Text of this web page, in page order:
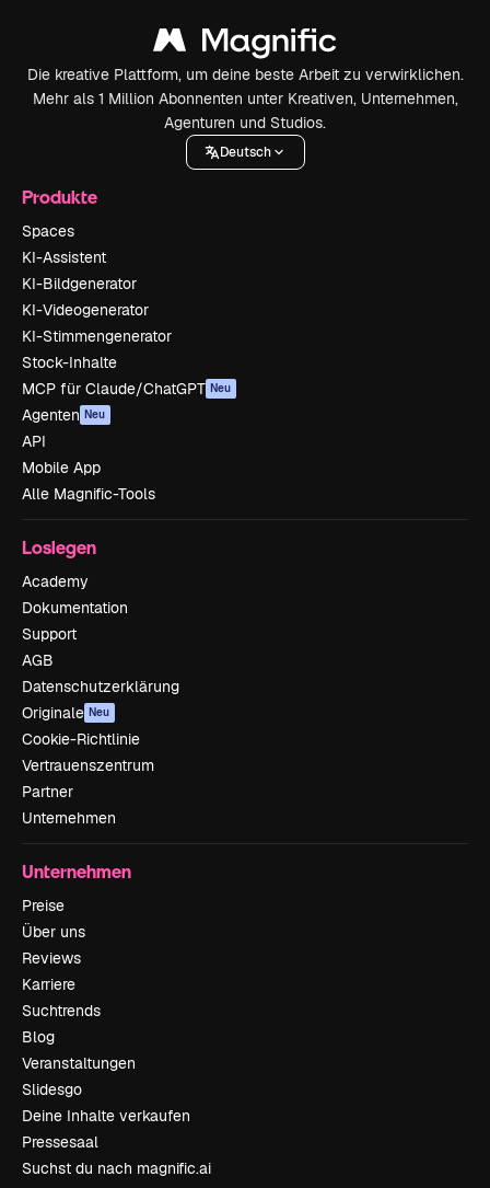
Die kreative Plattform, um deine beste Arbeit zu verwirklichen.
Mehr als 1 Million Abonnenten unter Kreativen, Unternehmen,
Agenturen und Studios.
Deutsch
Produkte
Spaces
KI-Assistent
KI-Bildgenerator
KI-Videogenerator
KI-Stimmengenerator
Stock-Inhalte
MCP für Claude/ChatGPT Neu
Agenten Neu
API
Mobile App
Alle Magnific-Tools
Loslegen
Academy
Dokumentation
Support
AGB
Datenschutzerklärung
Originale Neu
Cookie-Richtlinie
Vertrauenszentrum
Partner
Unternehmen
Unternehmen
Preise
Über uns
Reviews
Karriere
Suchtrends
Blog
Veranstaltungen
Slidesgo
Deine Inhalte verkaufen
Pressesaal
Suchst du nach magnific.ai